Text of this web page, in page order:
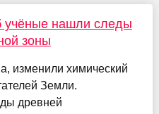
учёные нашли следы
зоны
изменили химический
Земли.
древней